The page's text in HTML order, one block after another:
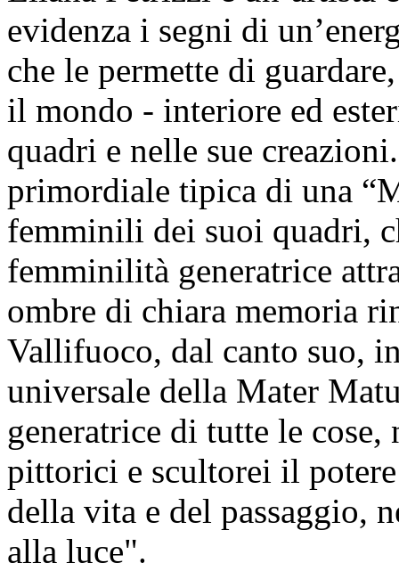
evidenza i segni di
che le permette di
il mondo - interiore ed
quadri e nelle sue
primordiale tipica di una
femminili dei suoi quadri,
femminilità generatrice
ombre di chiara memoria
Vallifuoco, dal canto suo,
universale della Mater
generatrice di tutte le
pittorici e scultorei il
della vita e del passaggio,
alla luce".